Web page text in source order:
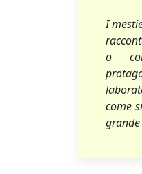
I
o
come